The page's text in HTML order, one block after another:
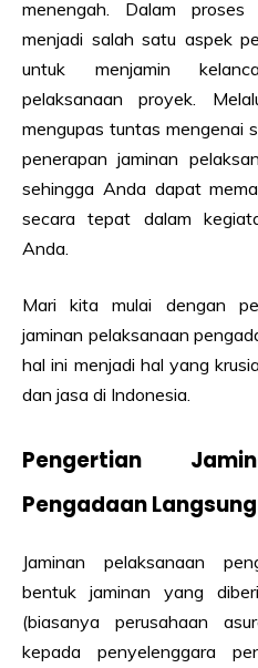
menengah. Dalam
menjadi salah satu aspek
untuk menjamin
pelaksanaan proyek.
mengupas tuntas mengenai
penerapan jaminan
sehingga Anda dapat
secara tepat dalam
Anda.
Mari kita mulai dengan
jaminan pelaksanaan
hal ini menjadi hal yang
dan jasa di Indonesia.
Pengertian
Pengadaan Langsung
Jaminan pelaksanaan
bentuk jaminan yang
(biasanya perusahaan
kepada penyelenggara